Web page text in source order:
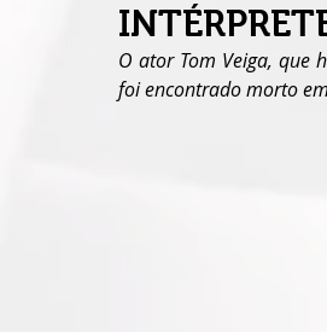
O ator Tom Veiga, que
foi encontrado morto